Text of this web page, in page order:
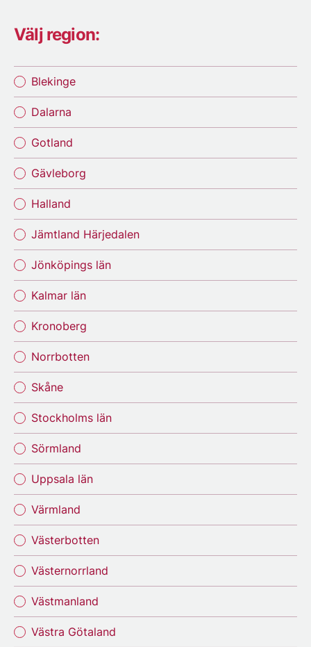
Välj region:
Blekinge
Dalarna
Gotland
Gävleborg
Halland
Jämtland Härjedalen
Jönköpings län
Kalmar län
Kronoberg
Norrbotten
Skåne
Stockholms län
Sörmland
Uppsala län
Värmland
Västerbotten
Västernorrland
Västmanland
Västra Götaland